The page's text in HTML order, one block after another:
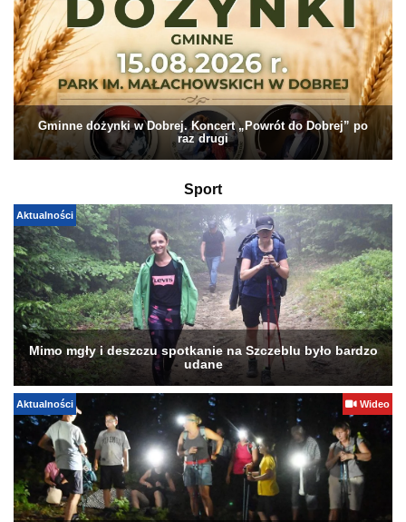
Gminne dożynki w Dobrej. Koncert „Powrót do Dobrej” po
raz drugi
Sport
Aktualności
Mimo mgły i deszczu spotkanie na Szczeblu było bardzo
udane
Aktualności Wideo